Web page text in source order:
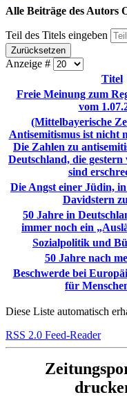
Alle Beiträge des Autors
Teil des Titels eingeben
Zurücksetzen
Anzeige #
Titel
Freie Meinung zum
vom
(Mittelbayerische
Antisemitismus ist nicht
Die Zahlen zu
Deutschland, die
sind
Die Angst einer Jüdin,
Davidstern
50 Jahre in
immer noch ein
Sozialpolitik und
50 Jahre nach
Beschwerde bei
für
Diese Liste automatisch
RSS 2.0 Feed-Reader